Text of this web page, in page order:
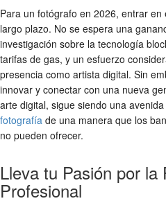
Para un fotógrafo en 2026, entrar
largo plazo. No se espera una
investigación sobre la tecnología
tarifas de gas, y un esfuerzo
presencia como artista digital. Sin
innovar y conectar con una nueva
arte digital, sigue siendo una
fotografía de una manera que los
no pueden ofrecer.
Lleva tu Pasión por
Profesional